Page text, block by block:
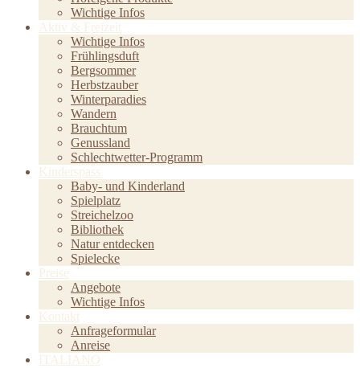
Wichtige Infos
Aktiv & Freizeit
Wichtige Infos
Frühlingsduft
Bergsommer
Herbstzauber
Winterparadies
Wandern
Brauchtum
Genussland
Schlechtwetter-Programm
Kinderspass
Baby- und Kinderland
Spielplatz
Streichelzoo
Bibliothek
Natur entdecken
Spielecke
Preise
Angebote
Wichtige Infos
Kontakt
Anfrageformular
Anreise
ITALIANO